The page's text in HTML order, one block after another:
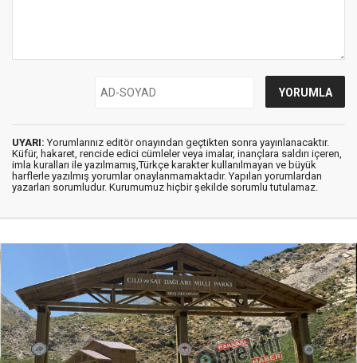
UYARI: Yorumlarınız editör onayından geçtikten sonra yayınlanacaktır.
Küfür, hakaret, rencide edici cümleler veya imalar, inançlara saldırı içeren,
imla kuralları ile yazılmamış,Türkçe karakter kullanılmayan ve büyük
harflerle yazılmış yorumlar onaylanmamaktadır. Yapılan yorumlardan
yazarları sorumludur. Kurumumuz hiçbir şekilde sorumlu tutulamaz.